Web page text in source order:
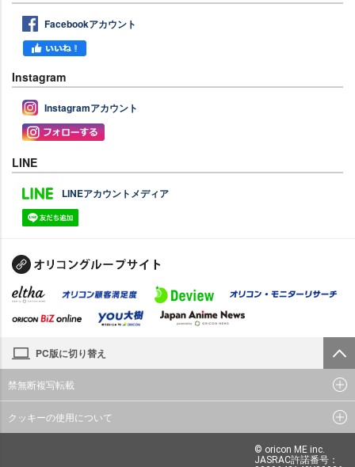
Facebookアカウント
Instagram
Instagramアカウント
LINE
LINEアカウントメディア
PC版に切り替え
禁無断複写転載
クッキーの使用について
© oricon ME inc.
JASRAC許諾番号：